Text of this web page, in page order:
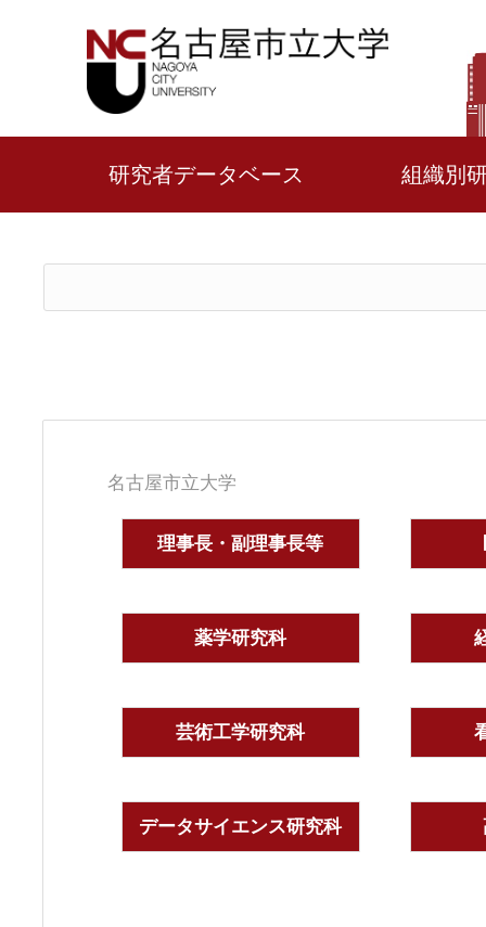
研究者データベース 組織別
名古屋市立大学
理事長・副理事長等
薬学研究科
芸術工学研究科
データサイエンス研究科